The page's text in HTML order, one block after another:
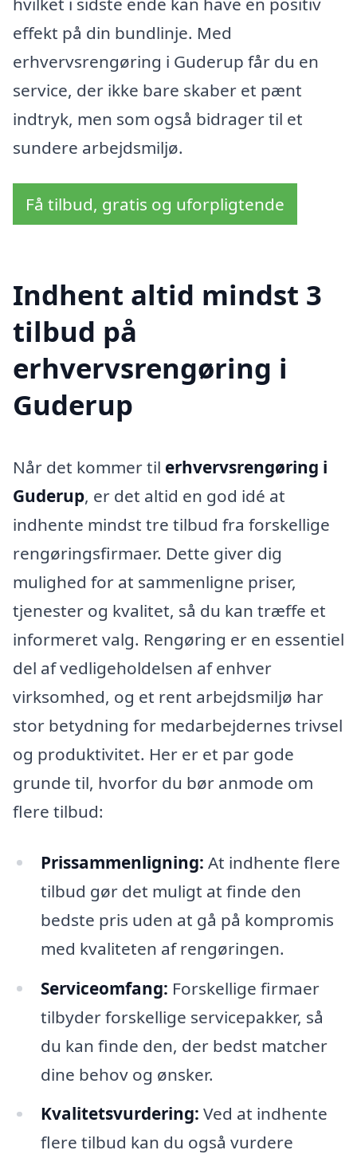
effekt på din bundlinje. Med
erhvervsrengøring i Guderup får du en
service, der ikke bare skaber et pænt
indtryk, men som også bidrager til et
sundere arbejdsmiljø.
Få tilbud, gratis og uforpligtende
Indhent altid mindst 3
tilbud på
erhvervsrengøring i
Guderup
Når det kommer til erhvervsrengøring i
Guderup, er det altid en god idé at
indhente mindst tre tilbud fra forskellige
rengøringsfirmaer. Dette giver dig
mulighed for at sammenligne priser,
tjenester og kvalitet, så du kan træffe et
informeret valg. Rengøring er en essentiel
del af vedligeholdelsen af enhver
virksomhed, og et rent arbejdsmiljø har
stor betydning for medarbejdernes trivsel
og produktivitet. Her er et par gode
grunde til, hvorfor du bør anmode om
flere tilbud:
Prissammenligning: At indhente flere
tilbud gør det muligt at finde den
bedste pris uden at gå på kompromis
med kvaliteten af rengøringen.
Serviceomfang: Forskellige firmaer
tilbyder forskellige servicepakker, så
du kan finde den, der bedst matcher
dine behov og ønsker.
Kvalitetsvurdering: Ved at indhente
flere tilbud kan du også vurdere